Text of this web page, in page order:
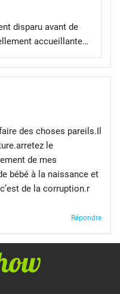
disparu avant de
accueillante…
des choses pareils.Il
le
de mes
bébé à la naissance et
de la corruption.r
Répondre